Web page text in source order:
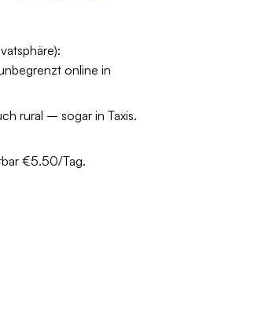
online in
rural – sogar in Taxis.
€5.50/Tag.